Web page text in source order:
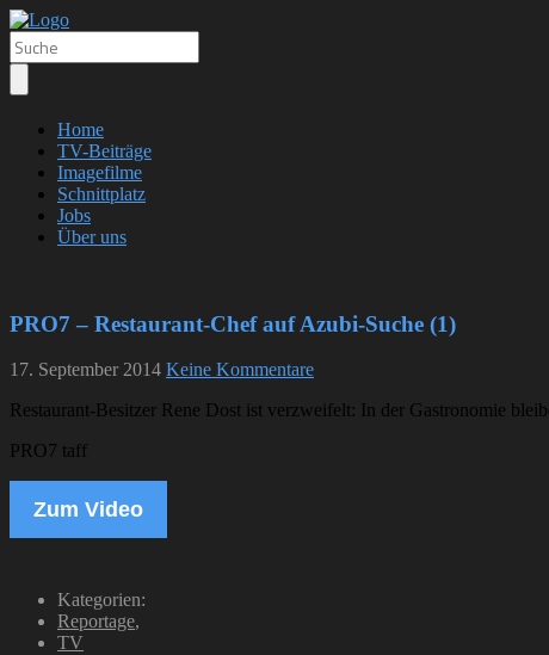
Home
TV-Beiträge
Imagefilme
Schnittplatz
Jobs
Über uns
PRO7 – Restaurant-Chef auf Azubi-Suche (1)
17. September 2014 Keine Kommentare
Restaurant-Besitzer Rene Dost ist verzweifelt: In der Gastronomie
PRO7 taff
Zum Video
Kategorien:
Reportage,
TV